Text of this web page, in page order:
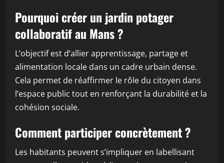
Pourquoi créer un jardin potager
collaboratif au Mans ?
L’objectif est d’allier apprentissage, partage et
alimentation locale dans un cadre urbain dense.
Cela permet de réaffirmer le rôle du citoyen dans
l’espace public tout en renforçant la durabilité et la
cohésion sociale.
Comment participer concrètement ?
Les habitants peuvent s’impliquer en labellisant